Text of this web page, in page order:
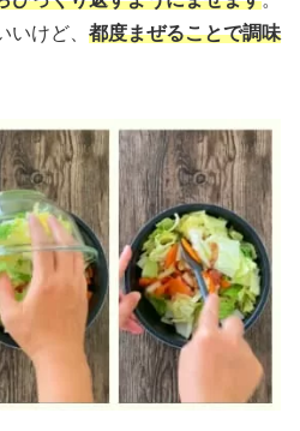
けど、 都度まぜることで調味